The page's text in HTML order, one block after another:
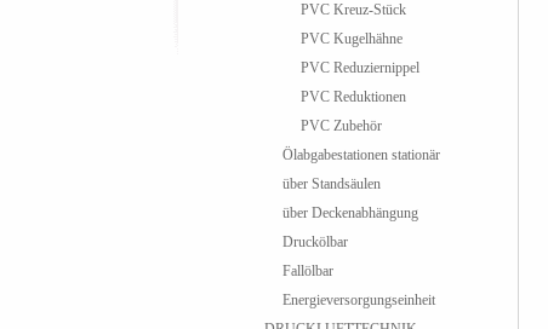
PVC Kreuz-Stück
PVC Kugelhähne
PVC Reduziernippel
PVC Reduktionen
PVC Zubehör
Ölabgabestationen stationär
über Standsäulen
über Deckenabhängung
Druckölbar
Fallölbar
Energieversorgungseinheit